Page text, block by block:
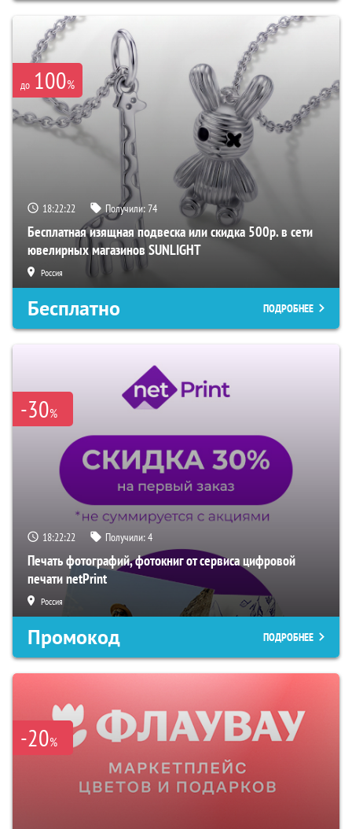
до 100%
18:22:21 Получили:74
Бесплатная изящная подвеска или скидка 500р. в сети
ювелирных магазинов SUNLIGHT
Россия
Бесплатно ПОДРОБНЕЕ
-30%
18:22:21 Получили:4
Печать фотографий, фотокниг от сервиса цифровой
печати netPrint
Россия
Промокод ПОДРОБНЕЕ
-20%